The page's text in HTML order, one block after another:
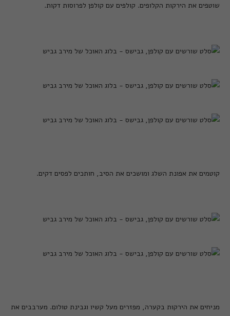
שוטפים את הירקות הקלופים. קולפים עם קולפן לפרוסות דקות.
קוטמים את אפונת השלג ומושכים את הסיב, חותכים לפסים דקים.
מניחים את הירקות בקערה, מפזרים מעל קשיו וגבינת טולום. מערבבים את